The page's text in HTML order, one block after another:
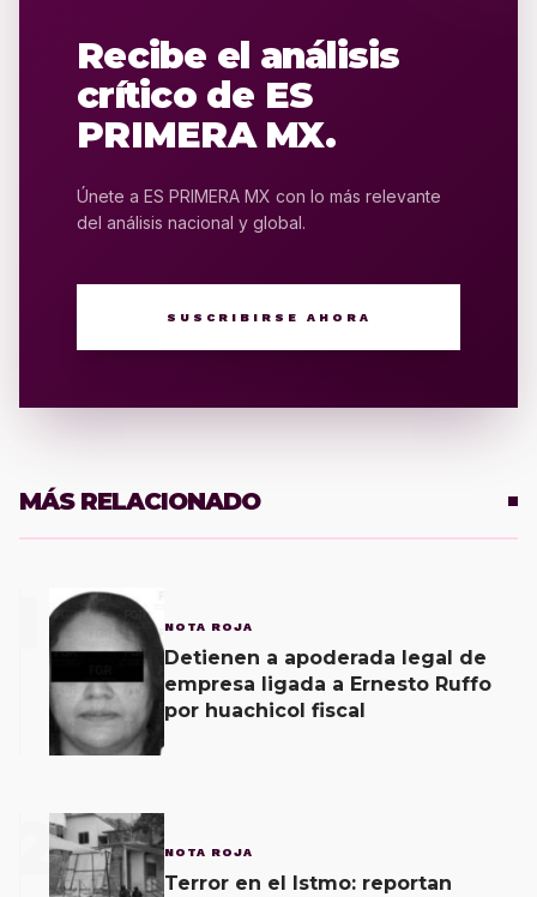
Recibe el análisis
crítico de ES
PRIMERA MX.
Únete a ES PRIMERA MX con lo más relevante
del análisis nacional y global.
SUSCRIBIRSE AHORA
MÁS RELACIONADO
NOTA ROJA
Detienen a apoderada legal de
empresa ligada a Ernesto Ruffo
por huachicol fiscal
2 NOTA ROJA
Terror en el Istmo: reportan